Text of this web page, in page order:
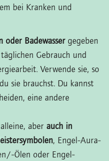
bei Kranken und
oder Badewassergegeben
Gebrauch und
Verwende sie, so
sie brauchst. Du kannst
eine andere
aber auch in
, Engel-Aura-
Ölen oder Engel-